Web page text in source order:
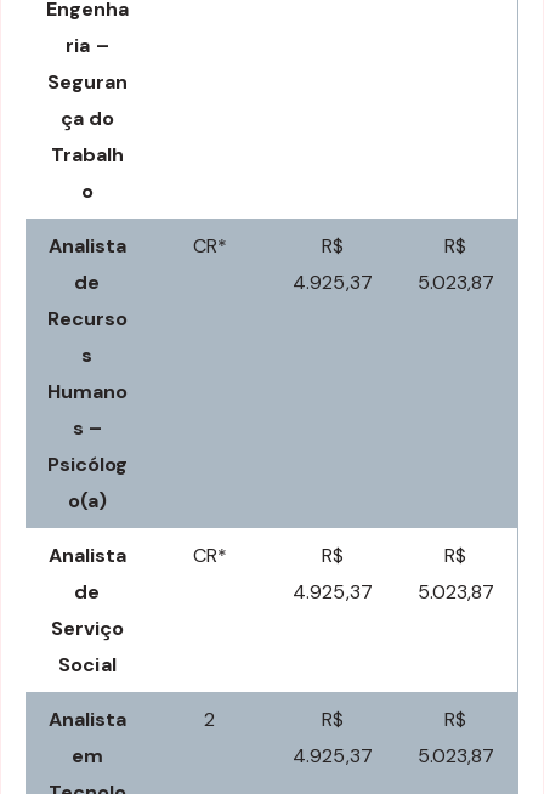
Engenha
ria –
Seguran
ça do
Trabalh
o
Analista
de
Recurso
s
Humano
s –
Psicólog
o(a)
CR*
R$
4.925,37
R$
5.023,87
Analista
de
Serviço
Social
CR*
R$
4.925,37
R$
5.023,87
Analista
em
2
R$
4.925,37
R$
5.023,87